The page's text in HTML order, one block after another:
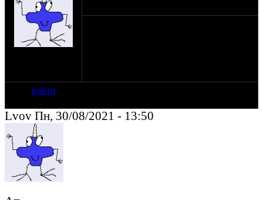
войти
Lvov Пн, 30/08/2021 - 13:50